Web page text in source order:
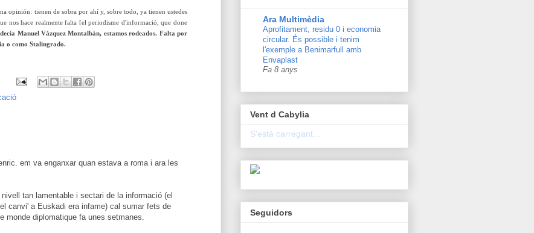
opinión: tienen de sobra por ahí y, sobre todo, ya tienen ustedes
nos hace realmente falta [el periodisme d'informació, que done
Manuel Vázquez Montalbán, estamos rodeados. Falta por
o como Stalingrado.
em va enganxar quan estava a roma i ara les
tan lamentable i sectari de la informació (el
canvi' a Euskadi era infame) cal sumar fets de
monde diplomatique fa unes setmanes.
Ara Multimèdia
Aprofitament, residu 0 i economia
circular. És possible i tenim
l'exemple a Benimarfull amb
Envaplast
Fa 8 anys
Vent d Cabylia
S'està carregant...
Seguidors